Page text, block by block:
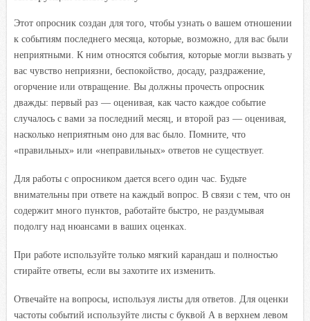
Этот опросник создан для того, чтобы узнать о вашем отношении
к событиям последнего месяца, которые, возможно, для вас были
неприятными. К ним относятся события, которые могли вызвать у
вас чувство неприязни, беспокойство, досаду, раздражение,
огорчение или отвращение. Вы должны прочесть опросник
дважды: первый раз — оценивая, как часто каждое событие
случалось с вами за последний месяц, и второй раз — оценивая,
насколько неприятным оно для вас было. Помните, что
«правильных» или «неправильных» ответов не существует.
Для работы с опросником дается всего один час. Будьте
внимательны при ответе на каждый вопрос. В связи с тем, что он
содержит много пунктов, работайте быстро, не раздумывая
подолгу над нюансами в ваших оценках.
При работе используйте только мягкий карандаш и полностью
стирайте ответы, если вы захотите их изменить.
Отвечайте на вопросы, используя листы для ответов. Для оценки
частоты событий используйте листы с буквой А в верхнем левом